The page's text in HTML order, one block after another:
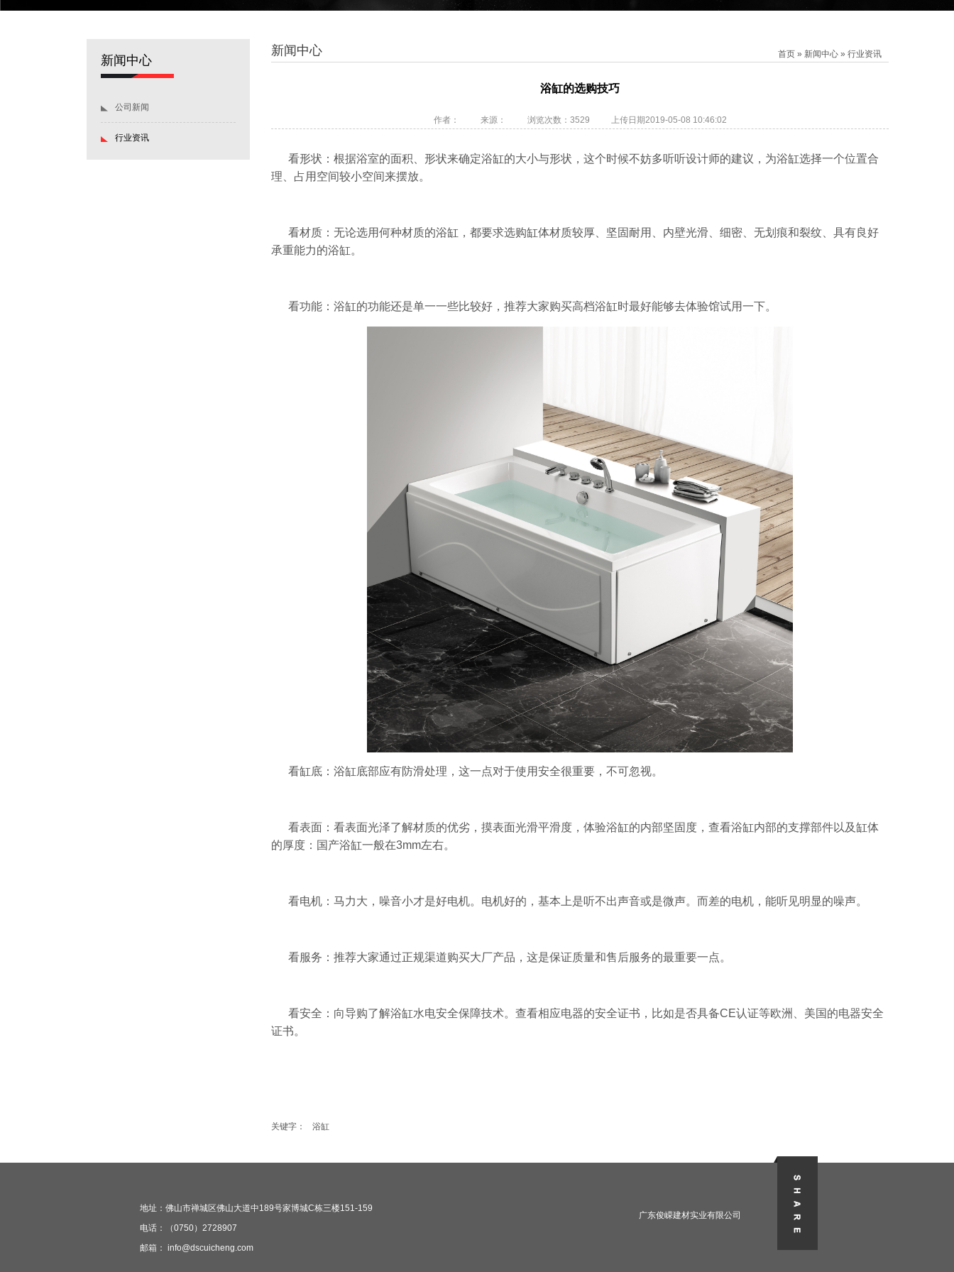
新闻中心
公司新闻
行业资讯
新闻中心 首页 » 新闻中心 » 行业资讯
浴缸的选购技巧
作者： 来源： 浏览次数：3529 上传日期2019-05-08 10:46:02
看形状：根据浴室的面积、形状来确定浴缸的大小与形状，这个时候不妨多听听设计师的建议，为浴缸选择一个位置合
理、占用空间较小空间来摆放。
看材质：无论选用何种材质的浴缸，都要求选购缸体材质较厚、坚固耐用、内壁光滑、细密、无划痕和裂纹、具有良好
承重能力的浴缸。
看功能：浴缸的功能还是单一一些比较好，推荐大家购买高档浴缸时最好能够去体验馆试用一下。
看缸底：浴缸底部应有防滑处理，这一点对于使用安全很重要，不可忽视。
看表面：看表面光泽了解材质的优劣，摸表面光滑平滑度，体验浴缸的内部坚固度，查看浴缸内部的支撑部件以及缸体
的厚度：国产浴缸一般在3mm左右。
看电机：马力大，噪音小才是好电机。电机好的，基本上是听不出声音或是微声。而差的电机，能听见明显的噪声。
看服务：推荐大家通过正规渠道购买大厂产品，这是保证质量和售后服务的最重要一点。
看安全：向导购了解浴缸水电安全保障技术。查看相应电器的安全证书，比如是否具备CE认证等欧洲、美国的电器安全
证书。
关键字： 浴缸
地址：佛山市禅城区佛山大道中189号家博城C栋三楼151-159
电话：（0750）2728907
邮箱： info@dscuicheng.com
广东俊嵘建材实业有限公司